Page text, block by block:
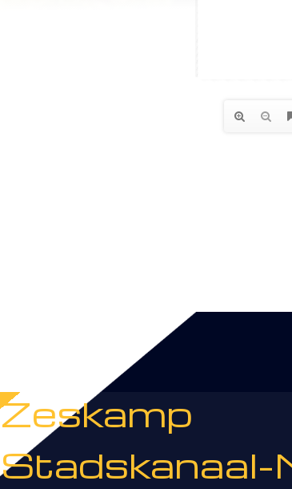
Zeskamp
Stadskanaal-